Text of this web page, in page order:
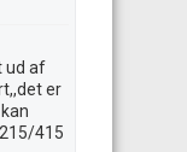
ud af
er
415